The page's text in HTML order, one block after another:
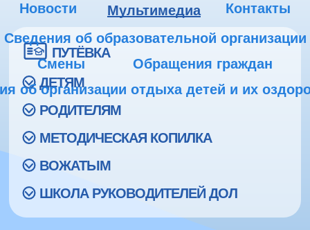
Новости Мультимедиа
Контакты
Сведения об образовательной организации
Смены
Обращения граждан
об организации отдыха детей и их
ПУТЁВКА
ДЕТЯМ
РОДИТЕЛЯМ
МЕТОДИЧЕСКАЯ КОПИЛКА
ВОЖАТЫМ
ШКОЛА РУКОВОДИТЕЛЕЙ ДОЛ